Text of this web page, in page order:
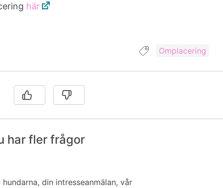
här
Guide taggad med:
Omplacering
har fler frågor
din intresseanmälan, vår